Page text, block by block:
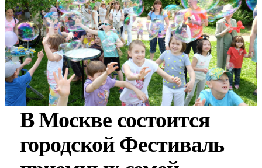
В Москве состоится
городской Фестиваль